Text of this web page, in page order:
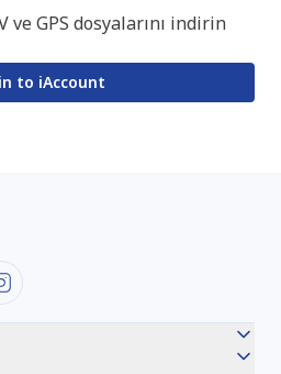
ve GPS dosyalarını indirin
to iAccount